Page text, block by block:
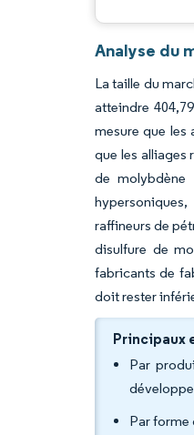
Analyse du
La taille du
atteindre
mesure que les
que les alliages
de molybdène
raffineurs de
disulfure de
fabricants de
doit rester
Principaux
Par
Par forme